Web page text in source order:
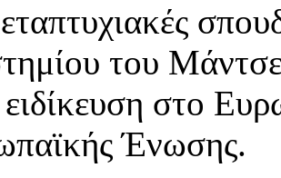
του
στο
Ένωσης.